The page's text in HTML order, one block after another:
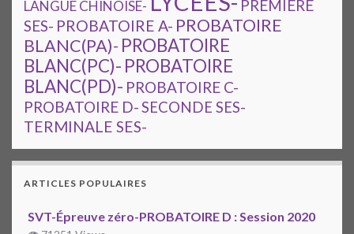
LANGUE CHINOISE-
PREMIERE
SES- PROBATOIRE A- PROBATOIRE
BLANC(PA)- PROBATOIRE
BLANC(PC)- PROBATOIRE
BLANC(PD)- PROBATOIRE C-
PROBATOIRE D-SECONDE SES-
TERMINALE SES-
ARTICLES POPULAIRES
SVT-Épreuve zéro-PROBATOIRE D : Session 2020